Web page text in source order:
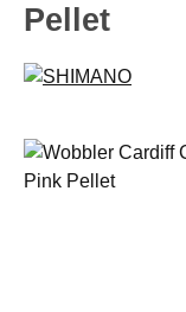
Pellet
Bildergalerie